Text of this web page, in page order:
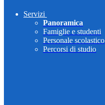
Servizi
Panoramica
Famiglie e studenti
Personale scolastico
Percorsi di studio